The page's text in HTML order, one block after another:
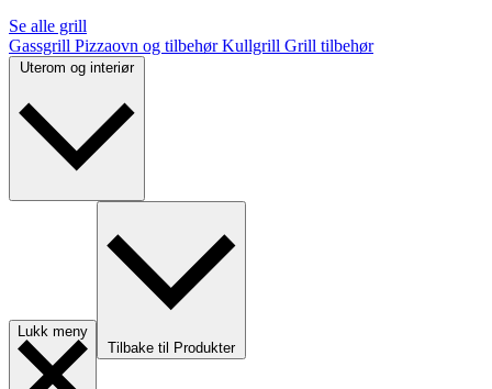
Se alle grill
Gassgrill Pizzaovn og tilbehørKullgrill Grill tilbehør
Uterom og interiør
Lukk meny
Tilbake til Produkter